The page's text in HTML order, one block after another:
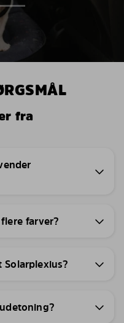
fra
farver?